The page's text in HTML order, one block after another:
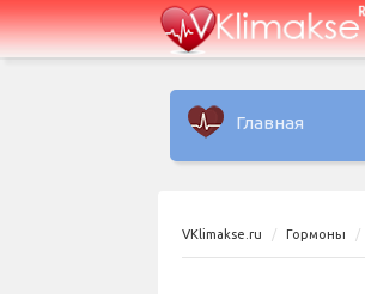
Главная
VKlimakse.ru Гормоны